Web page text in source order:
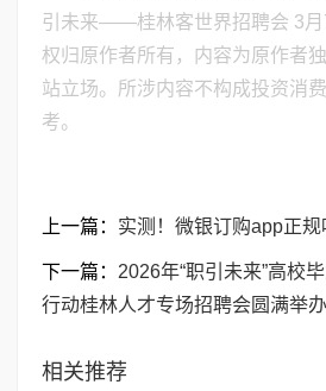
引未来——桂林客世界招聘会 3月
权归原作者所有，内容为原作者
站立场。所涉内容不构成投资消
考。
上一篇： 实测！微银订购app正规
下一篇： 2026年“职引未来”高校
行动桂林人才专场招聘会圆满举办
相关推荐